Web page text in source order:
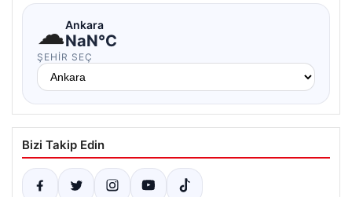
☁Ankara
NaN°C
ŞEHIR SEÇ
Bizi Takip Edin